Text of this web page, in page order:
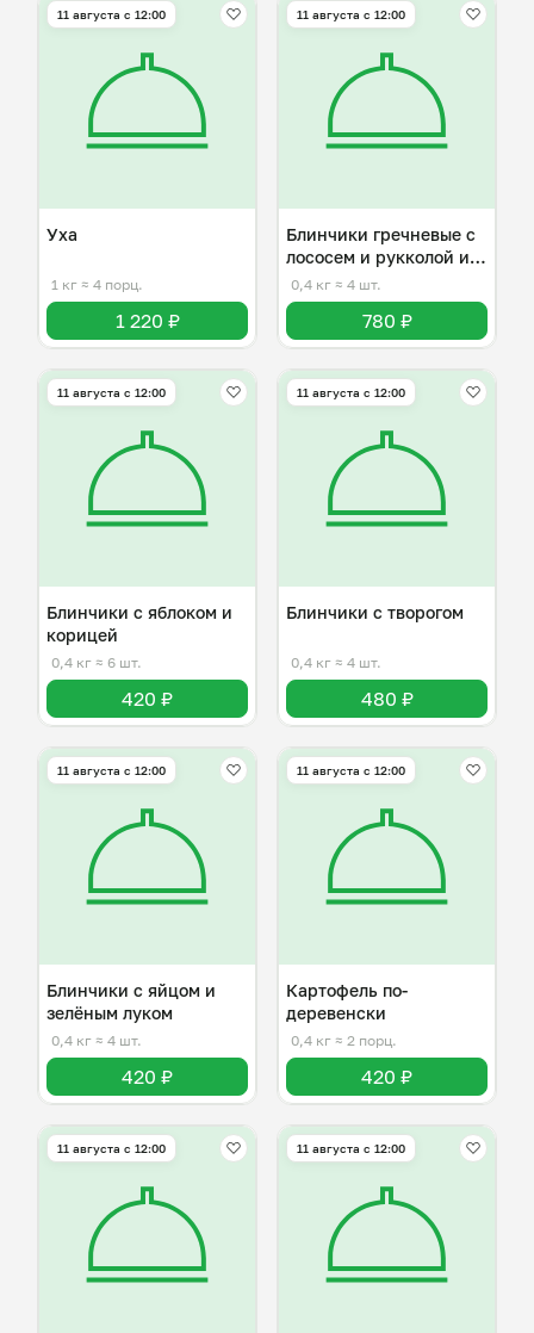
11 августа с 12:00
Уха
1 кг ≈ 4 порц.
1 220 ₽
11 августа с 12:00
Блинчики гречневые с
лососем и рукколой и
творогом
0,4 кг ≈ 4 шт.
780 ₽
11 августа с 12:00
Блинчики с яблоком и
корицей
0,4 кг ≈ 6 шт.
420 ₽
11 августа с 12:00
Блинчики с творогом
0,4 кг ≈ 4 шт.
480 ₽
11 августа с 12:00
Блинчики с яйцом и
зелёным луком
0,4 кг ≈ 4 шт.
420 ₽
11 августа с 12:00
Картофель по-
деревенски
0,4 кг ≈ 2 порц.
420 ₽
11 августа с 12:00 11 августа с 12:00